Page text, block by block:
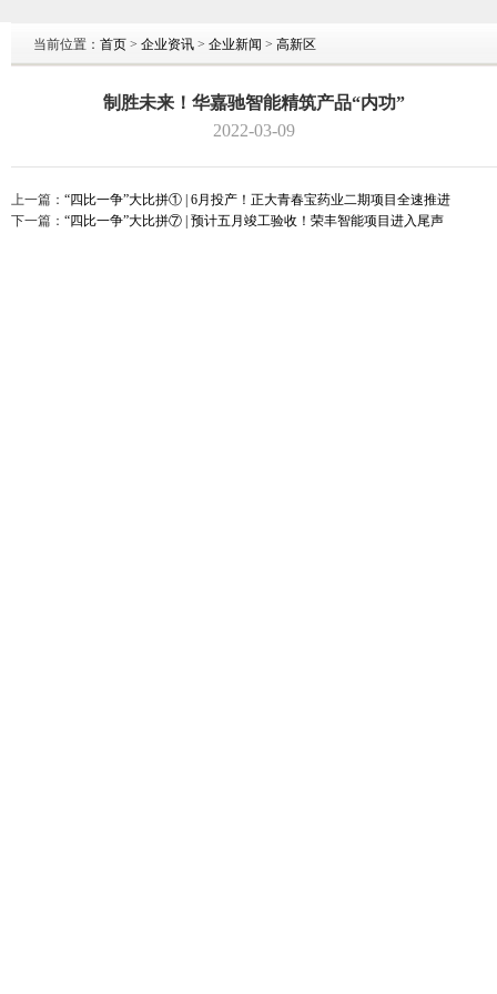
当前位置： 首页 > 企业资讯 > 企业新闻 > 高新区
制胜未来！华嘉驰智能精筑产品“内功”
2022-03-09
上一篇： “四比一争”大比拼① | 6月投产！正大青春宝药业二期项目全速推进
下一篇： “四比一争”大比拼⑦ | 预计五月竣工验收！荣丰智能项目进入尾声